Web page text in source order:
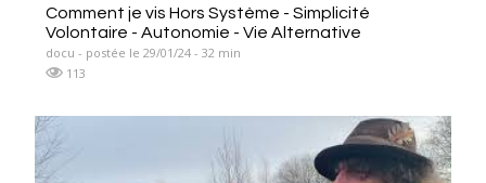
Comment je vis Hors Système - Simplicité
Volontaire - Autonomie - Vie Alternative
docu - postée le 29/01/24 - 32 min
113